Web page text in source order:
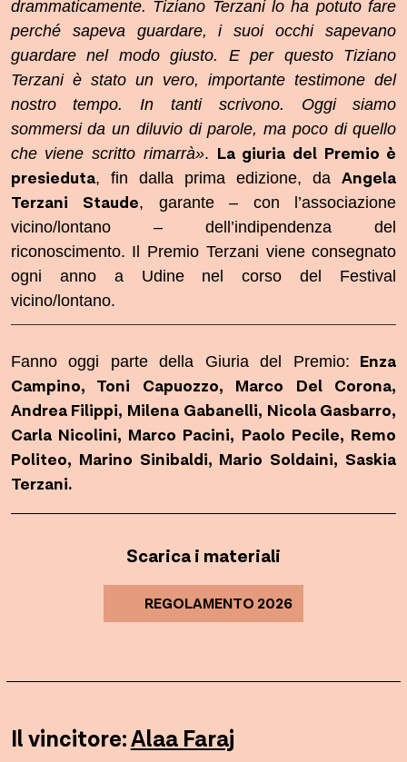
drammaticamente. Tiziano Terzani lo ha potuto fare
perché sapeva guardare, i suoi occhi sapevano
guardare nel modo giusto. E per questo Tiziano
Terzani è stato un vero, importante testimone del
nostro tempo. In tanti scrivono. Oggi siamo
sommersi da un diluvio di parole, ma poco di quello
che viene scritto rimarrà». La giuria del Premio è
presieduta, fin dalla prima edizione, daAngela
Terzani
Staude, garante – con l’associazione
vicino/lontano – dell’indipendenza del
riconoscimento. Il Premio Terzani viene consegnato
ogni anno a Udine nel corso del Festival
vicino/lontano.
Fanno oggi parte della Giuria del Premio:
Enza
Campino, Toni Capuozzo, Marco Del Corona,
Andrea Filippi, Milena Gabanelli, Nicola Gasbarro,
Carla Nicolini, Marco Pacini, Paolo Pecile, Remo
Politeo, Marino Sinibaldi, Mario Soldaini, Saskia
Terzani.
Scarica i materiali
REGOLAMENTO 2026
Il vincitore:Alaa Faraj